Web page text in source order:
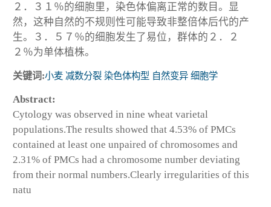
２．３１％的细胞里，染色体偏离正常的数目。显
然，这种自然的不规则性可能导致非整倍体后代的产
生。３．５７％的细胞发生了易位，群体的２．２
２％为单体植株。
关键词:小麦 减数分裂 染色体构型 自然变异 细胞学
Abstract:
Cytology was observed in nine wheat varietal
populations.The results showed that 4.53% of PMCs
contained at least one unpaired of chromosomes and
2.31% of PMCs had a chromosome number deviating
from their normal numbers.Clearly irregularities of this
natu